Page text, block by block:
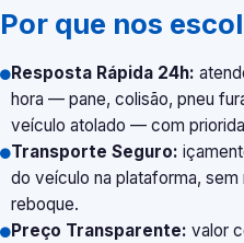
Por que nos
Resposta Rápida 24h:
hora — pane, colisão, pneu
veículo atolado — com
Transporte Seguro:
do veículo na plataforma,
reboque.
Preço Transparente: valor